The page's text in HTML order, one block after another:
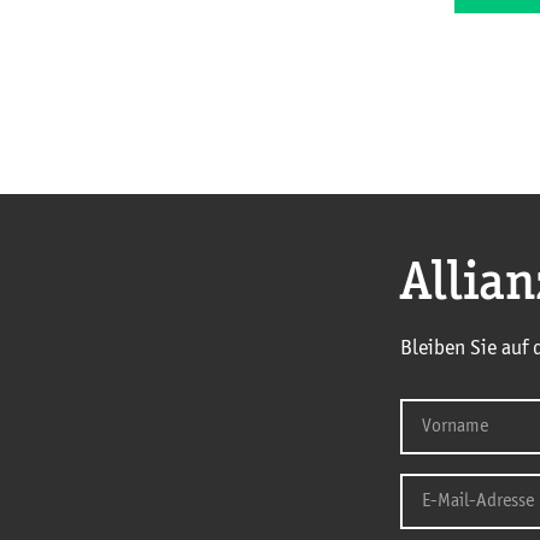
Bleiben Sie auf